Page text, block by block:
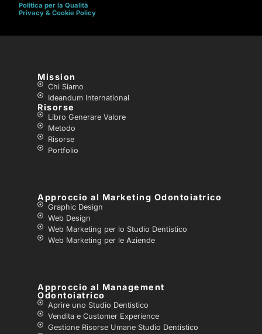
Politica per la Qualità
Privacy & Cookie Policy
Mission
Chi Siamo
Ideandum International
Risorse
Libro Generare Valore
Metodo
Risorse
Portfolio
Approccio al Marketing Odontoiatrico
Graphic Design
Web Design
Web Marketing per lo Studio Dentistico
Web Marketing per le Aziende
Approccio al Management
Odontoiatrico
Aprire uno Studio Dentistico
Vendita e Customer Experience
Gestione Risorse Umane Studio Dentistico